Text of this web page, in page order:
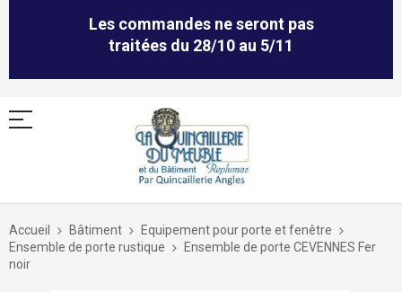
Les commandes ne seront pas
traitées du 28/10 au 5/11
Allez
contenu
Accueil Bâtiment
Equipement pour porte et fenêtre
Ensemble de porte rustique
Ensemble de porte CEVENNES Fer
noir